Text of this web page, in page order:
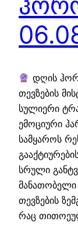
დღის
თევზების
სულიერი
ემოციური
სამყაროს
სრული
მანათობელი
თევზების
რაც